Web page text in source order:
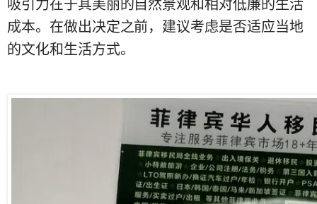
吸引力在于其美丽的自然景观和相对低廉的生活
成本。在做出决定之前，建议考虑是否适应当地
的文化和生活方式。